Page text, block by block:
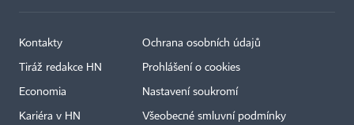
Kontakty
Tiráž redakce HN
Economia
Kariéra v HN
Ochrana osobních údajů
Prohlášení o cookies
Nastavení soukromí
Všeobecné smluvní podmínky